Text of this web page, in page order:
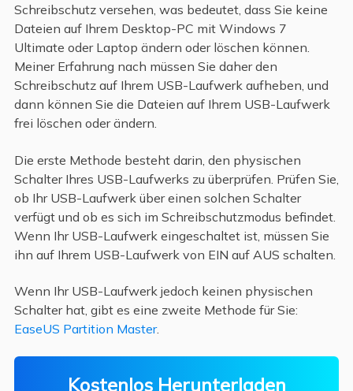
Schreibschutz versehen, was bedeutet, dass Sie keine
Dateien auf Ihrem Desktop-PC mit Windows 7
Ultimate oder Laptop ändern oder löschen können.
Meiner Erfahrung nach müssen Sie daher den
Schreibschutz auf Ihrem USB-Laufwerk aufheben, und
dann können Sie die Dateien auf Ihrem USB-Laufwerk
frei löschen oder ändern.
Die erste Methode besteht darin, den physischen
Schalter Ihres USB-Laufwerks zu überprüfen. Prüfen Sie,
ob Ihr USB-Laufwerk über einen solchen Schalter
verfügt und ob es sich im Schreibschutzmodus befindet.
Wenn Ihr USB-Laufwerk eingeschaltet ist, müssen Sie
ihn auf Ihrem USB-Laufwerk von EIN auf AUS schalten.
Wenn Ihr USB-Laufwerk jedoch keinen physischen
Schalter hat, gibt es eine zweite Methode für Sie:
EaseUS Partition Master.
Kostenlos Herunterladen